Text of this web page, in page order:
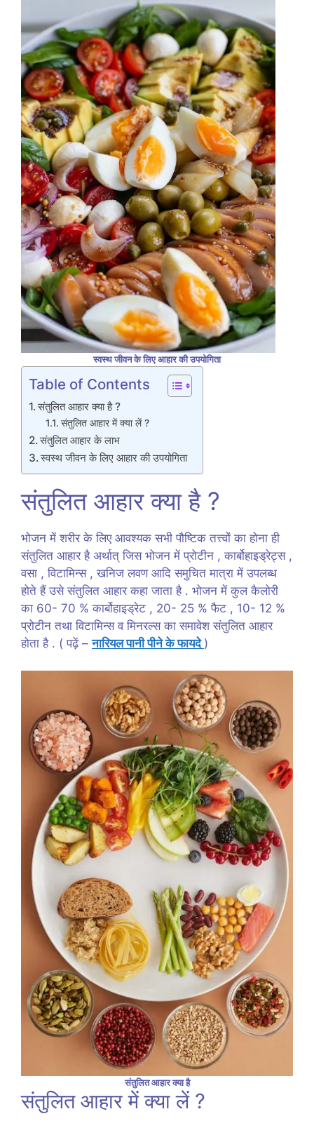
स्वस्थ जीवन के लिए आहार की उपयोगिता
Table of Contents
संतुलित आहार क्या है ?
संतुलित आहार में क्या लें ?
संतुलित आहार के लाभ
स्वस्थ जीवन के लिए आहार की उपयोगिता
संतुलित आहार क्या है ?
भोजन में शरीर के लिए आवश्यक सभी पौष्टिक तत्त्वों का होना ही
संतुलित आहार है अर्थात् जिस भोजन में प्रोटीन , कार्बोहाइड्रेट्स ,
वसा , विटामिन्स , खनिज लवण आदि समुचित मात्रा में उपलब्ध
होते हैं उसे संतुलित आहार कहा जाता है . भोजन में कुल कैलोरी
का 60- 70 % कार्बोहाइड्रेट , 20- 25 % फैट , 10- 12 %
प्रोटीन तथा विटामिन्स व मिनरल्स का समावेश संतुलित आहार
होता है . ( पढ़ें –नारियल पानी पीने के फायदे )
संतुलित आहार क्या है
संतुलित आहार में क्या लें ?